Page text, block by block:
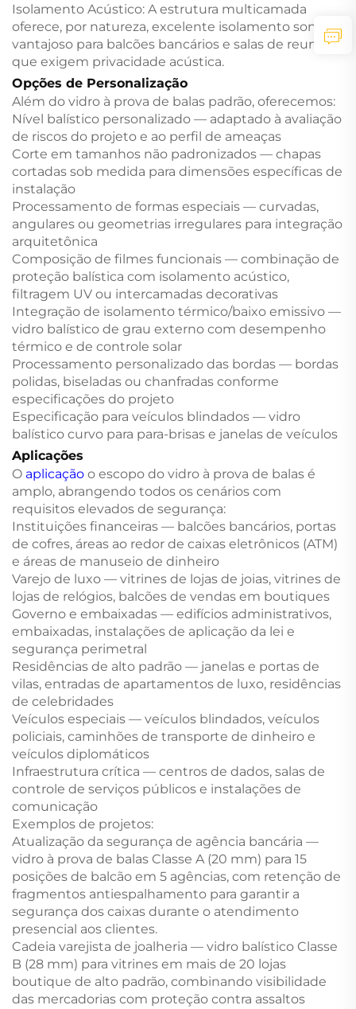
Isolamento Acústico: A estrutura multicamada
oferece, por natureza, excelente isolamento sonoro,
vantajoso para balcões bancários e salas de reunião
que exigem privacidade acústica.
Opções de Personalização
Além do vidro à prova de balas padrão, oferecemos:
Nível balístico personalizado — adaptado à avaliação
de riscos do projeto e ao perfil de ameaças
Corte em tamanhos não padronizados — chapas
cortadas sob medida para dimensões específicas de
instalação
Processamento de formas especiais — curvadas,
angulares ou geometrias irregulares para integração
arquitetônica
Composição de filmes funcionais — combinação de
proteção balística com isolamento acústico,
filtragem UV ou intercamadas decorativas
Integração de isolamento térmico/baixo emissivo —
vidro balístico de grau externo com desempenho
térmico e de controle solar
Processamento personalizado das bordas — bordas
polidas, biseladas ou chanfradas conforme
especificações do projeto
Especificação para veículos blindados — vidro
balístico curvo para para-brisas e janelas de veículos
Aplicações
O aplicação o escopo do vidro à prova de balas é
amplo, abrangendo todos os cenários com
requisitos elevados de segurança:
Instituições financeiras — balcões bancários, portas
de cofres, áreas ao redor de caixas eletrônicos (ATM)
e áreas de manuseio de dinheiro
Varejo de luxo — vitrines de lojas de joias, vitrines de
lojas de relógios, balcões de vendas em boutiques
Governo e embaixadas — edifícios administrativos,
embaixadas, instalações de aplicação da lei e
segurança perimetral
Residências de alto padrão — janelas e portas de
vilas, entradas de apartamentos de luxo, residências
de celebridades
Veículos especiais — veículos blindados, veículos
policiais, caminhões de transporte de dinheiro e
veículos diplomáticos
Infraestrutura crítica — centros de dados, salas de
controle de serviços públicos e instalações de
comunicação
Exemplos de projetos:
Atualização da segurança de agência bancária —
vidro à prova de balas Classe A (20 mm) para 15
posições de balcão em 5 agências, com retenção de
fragmentos antiespalhamento para garantir a
segurança dos caixas durante o atendimento
presencial aos clientes.
Cadeia varejista de joalheria — vidro balístico Classe
B (28 mm) para vitrines em mais de 20 lojas
boutique de alto padrão, combinando visibilidade
das mercadorias com proteção contra assaltos